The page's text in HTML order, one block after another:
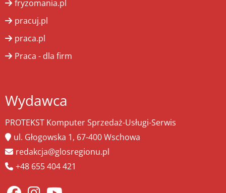
fryzomania.pl
pracuj.pl
praca.pl
Praca - dla firm
Wydawca
PROTEKST Komputer Sprzedaż-Usługi-Serwis
ul. Głogowska 1, 67-400 Wschowa
redakcja@glosregionu.pl
+48 655 404 421